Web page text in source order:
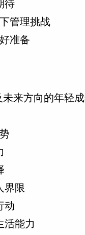
待
管理挑战
准备
来方向的年轻成
界限
动
活能力